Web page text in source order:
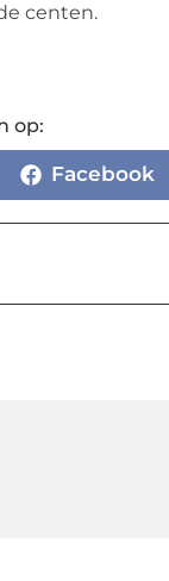
centen.
op:
Facebook